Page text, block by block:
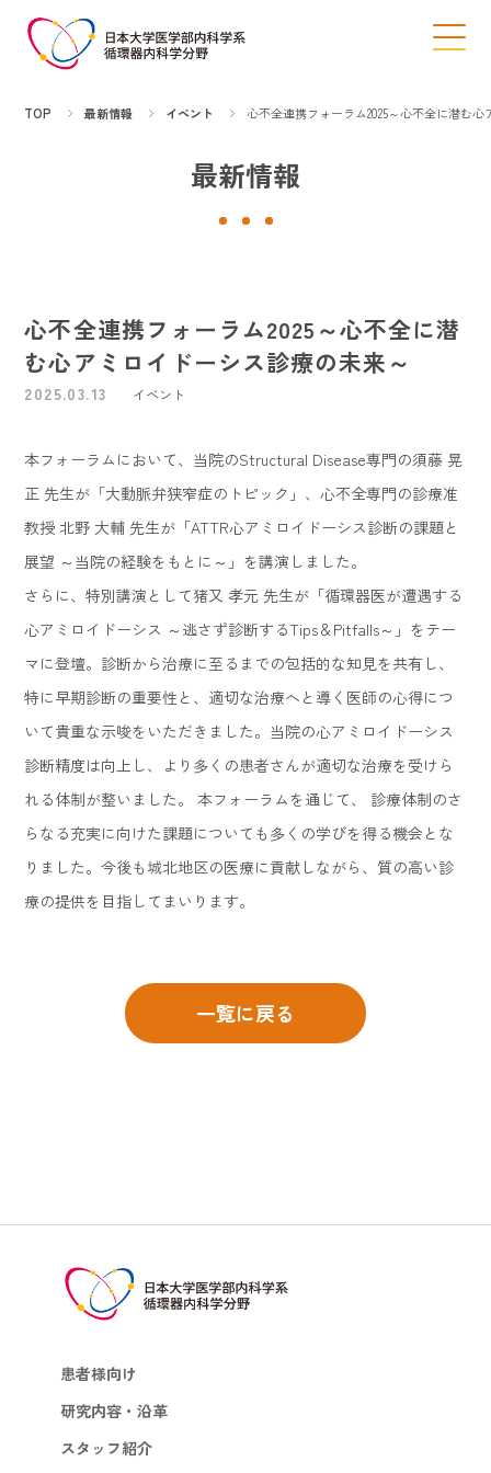
TOP 最新情報 イベント 心不全連携フォーラム2025～心不全に潜む
最新情報
心不全連携フォーラム2025～心不全に潜
む心アミロイドーシス診療の未来～
2025.03.13 イベント
本フォーラムにおいて、当院のStructural Disease専門の須藤 晃
正 先生が「大動脈弁狭窄症のトピック」、心不全専門の診療准
教授 北野 大輔 先生が「ATTR心アミロイドーシス診断の課題と
展望 ～当院の経験をもとに～」を講演しました。
さらに、特別講演として猪又 孝元 先生が「循環器医が遭遇する
心アミロイドーシス ～逃さず診断するTips＆Pitfalls～」をテー
マに登壇。診断から治療に至るまでの包括的な知見を共有し、
特に早期診断の重要性と、適切な治療へと導く医師の心得につ
いて貴重な示唆をいただきました。当院の心アミロイドーシス
診断精度は向上し、より多くの患者さんが適切な治療を受けら
れる体制が整いました。 本フォーラムを通じて、 診療体制のさ
らなる充実に向けた課題についても多くの学びを得る機会とな
りました。今後も城北地区の医療に貢献しながら、質の高い診
療の提供を目指してまいります。
一覧に戻る
患者様向け
研究内容・沿革
スタッフ紹介